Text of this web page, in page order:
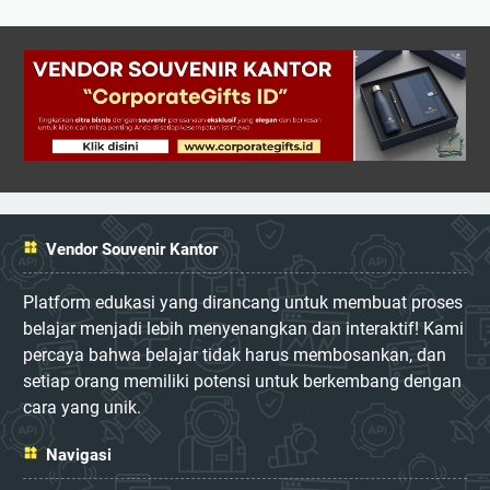
Vendor Souvenir Kantor
Platform edukasi yang dirancang untuk membuat proses
belajar menjadi lebih menyenangkan dan interaktif! Kami
percaya bahwa belajar tidak harus membosankan, dan
setiap orang memiliki potensi untuk berkembang dengan
cara yang unik.
Navigasi